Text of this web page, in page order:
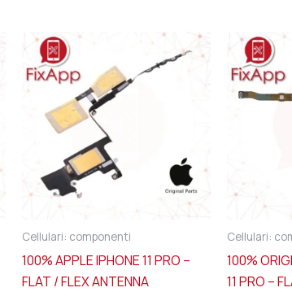
Cellulari: componenti
100% APPLE IPHONE 11 PRO –
FLAT / FLEX ANTENNA
Cellulari:
100%
11 PRO –